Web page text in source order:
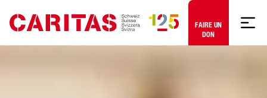
Aller au contenu
FAIRE UN
DON